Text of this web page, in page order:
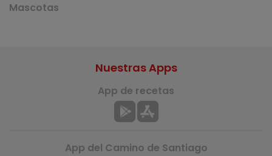
Mascotas
Nuestras Apps
App de recetas
App del Camino de Santiago